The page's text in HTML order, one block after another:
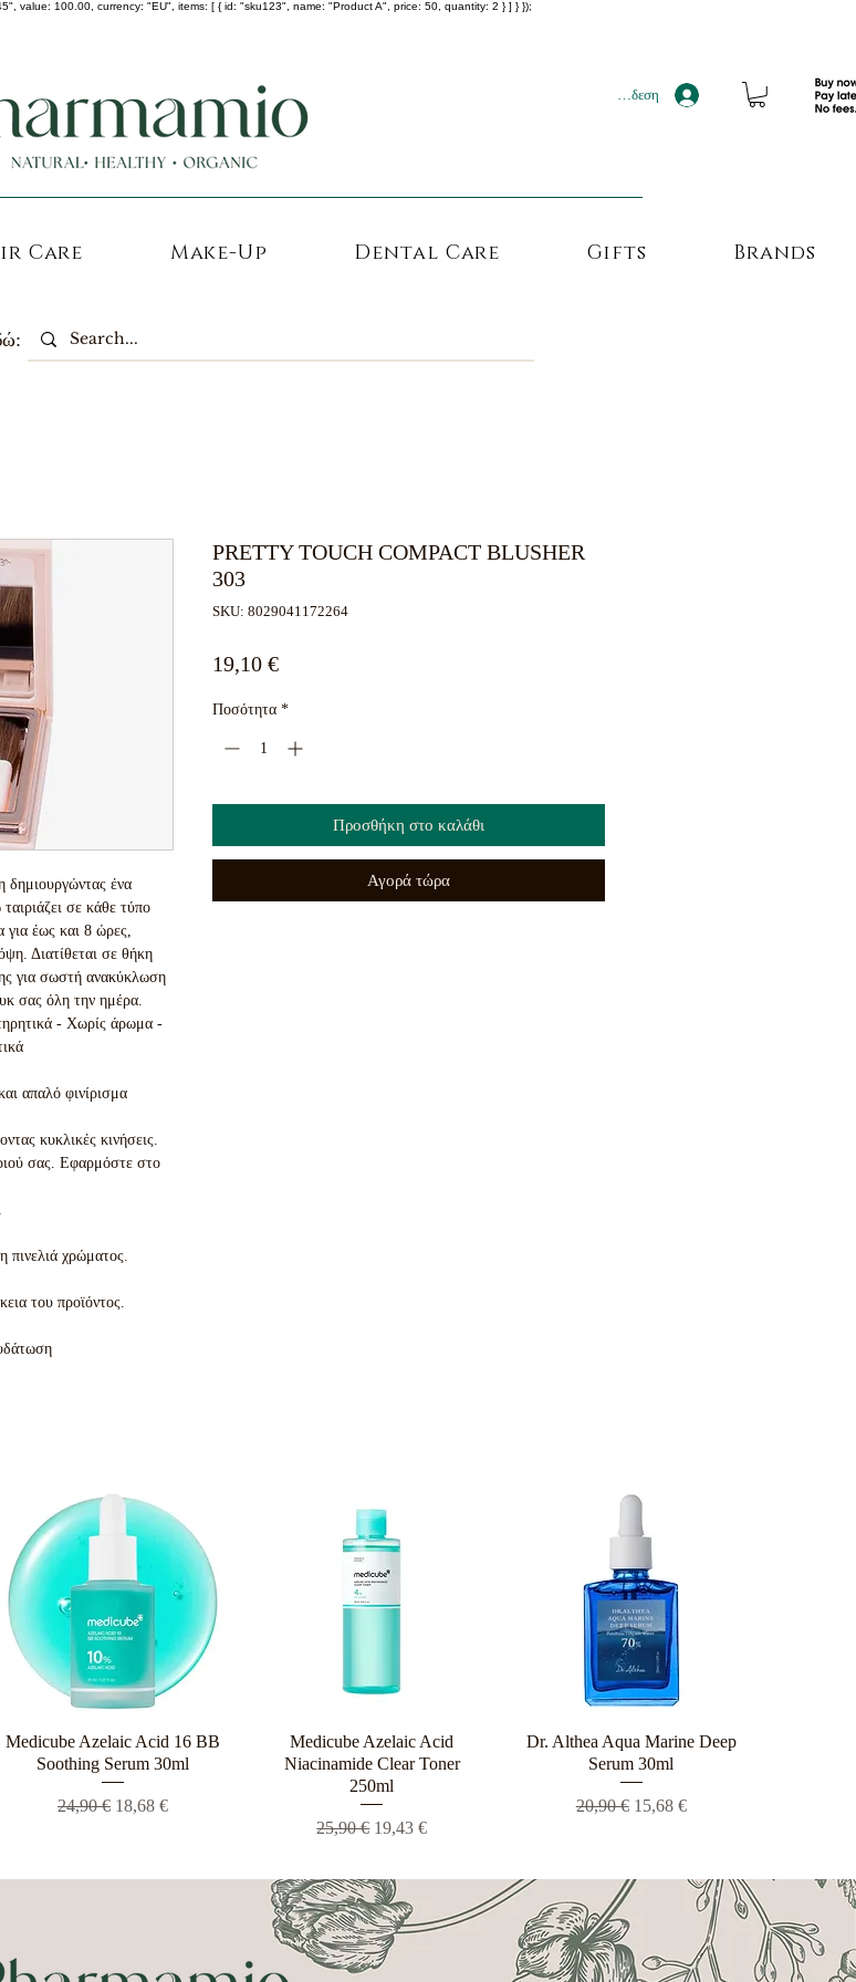
value: 100.00, currency: "EU", items: [ { id: "sku123", name: "Product A", price: 50, quantity: 2 } ] } });
Σύνδεση
Care Make-Up Dental Care Gifts Brands
δημιουργώντας ένα
σε κάθε τύπο
για έως και 8 ώρες,
Διατίθεται σε θήκη
για σωστή ανακύκλωση
σας όλη την ημέρα.
- Χωρίς άρωμα -
απαλό φινίρισμα
κυκλικές κινήσεις.
σας. Εφαρμόστε στο
πινελιά χρώματος.
του προϊόντος.
PRETTY TOUCH COMPACT BLUSHER
303
SKU: 8029041172264
19,10 €Τιμή
Ποσότητα *
Προσθήκη στο καλάθι
Αγορά τώρα
Γρήγορη προβολή
Medicube Azelaic Acid 16 BB
Soothing Serum 30ml
Κανονική τιμή
24,90 € Τιμή Έκπτωσης
18,68 €
Γρήγορη προβολή
Medicube Azelaic Acid
Niacinamide Clear Toner
250ml
Κανονική τιμή
25,90 € Τιμή Έκπτωσης
19,43 €
Γρήγορη προβολή
Dr. Althea Aqua Marine Deep
Serum 30ml
Κανονική τιμή
20,90 € Τιμή Έκπτωσης
15,68 €